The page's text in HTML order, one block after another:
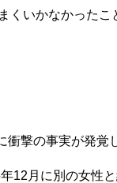
くいかなかったこ
衝撃の事実が発覚
12月に別の女性